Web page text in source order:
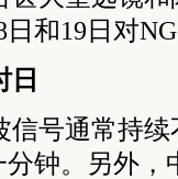
和19日对
日
信号通常持
钟。另外，